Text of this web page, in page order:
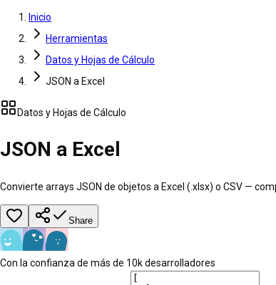
Inicio
Herramientas
Datos y Hojas de Cálculo
JSON a Excel
Datos y Hojas de Cálculo
JSON a Excel
Convierte arrays JSON de objetos a Excel (.xlsx) o CSV —
Share
Con la confianza de más de 10k desarrolladores